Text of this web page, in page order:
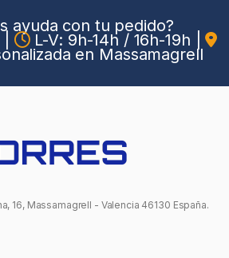
ayuda con tu pedido?
L-V: 9h-14h / 16h-19h
en Massamagrell
16, Massamagrell - Valencia 46130 España.